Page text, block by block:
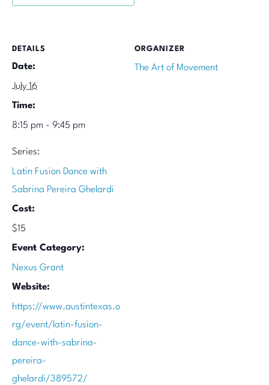
DETAILS
Date:
July 16
Time:
8:15 pm - 9:45 pm
Series:
Latin Fusion Dance with
Sabrina Pereira Ghelardi
Cost:
$15
Event Category:
Nexus Grant
Website:
https://www.austintexas.o
rg/event/latin-fusion-
dance-with-sabrina-
pereira-
ghelardi/389572/
ORGANIZER
The Art of Movement